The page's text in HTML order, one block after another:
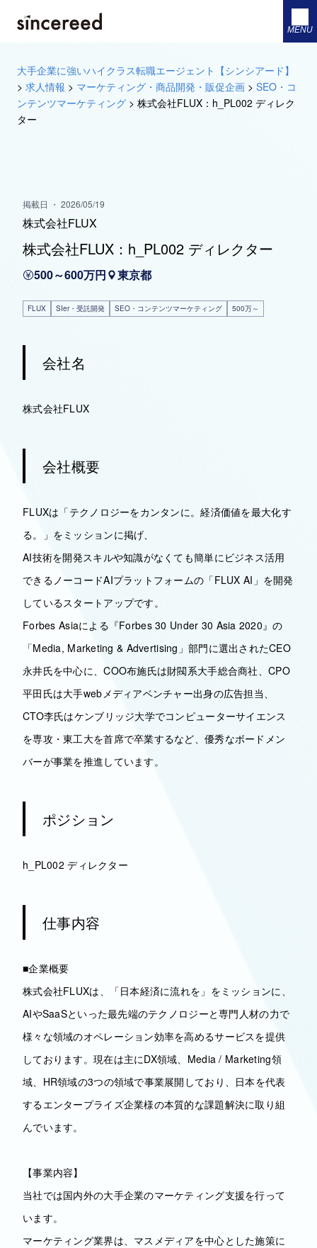
MENU
大手企業に強いハイクラス転職エージェント【シンシアード】
> 求人情報 > マーケティング・商品開発・販促企画 > SEO・コ
ンテンツマーケティング > 株式会社FLUX：h_PL002 ディレク
ター
掲載日 ・ 2026/05/19
株式会社FLUX
株式会社FLUX：h_PL002 ディレクター
500～600万円 東京都
FLUX SIer・受託開発 SEO・コンテンツマーケティング 500万～
会社名
株式会社FLUX
会社概要
FLUXは「テクノロジーをカンタンに。経済価値を最大化す
る。」をミッションに掲げ、
AI技術を開発スキルや知識がなくても簡単にビジネス活用
できるノーコードAIプラットフォームの「FLUX AI」を開発
しているスタートアップです。
Forbes Asiaによる『Forbes 30 Under 30 Asia 2020』の
「Media, Marketing & Advertising」部門に選出されたCEO
永井氏を中心に、COO布施氏は財閥系大手総合商社、CPO
平田氏は大手webメディアベンチャー出身の広告担当、
CTO李氏はケンブリッジ大学でコンピューターサイエンス
を専攻・東工大を首席で卒業するなど、優秀なボードメン
バーが事業を推進しています。
ポジション
h_PL002 ディレクター
仕事内容
■企業概要
株式会社FLUXは、「日本経済に流れを」をミッションに、
AIやSaaSといった最先端のテクノロジーと専門人材の力で
様々な領域のオペレーション効率を高めるサービスを提供
しております。現在は主にDX領域、Media / Marketing領
域、HR領域の3つの領域で事業展開しており、日本を代表
するエンタープライズ企業様の本質的な課題解決に取り組
んでいます。
【事業内容】
当社では国内外の大手企業のマーケティング支援を行って
います。
マーケティング業界は、マスメディアを中心とした施策に